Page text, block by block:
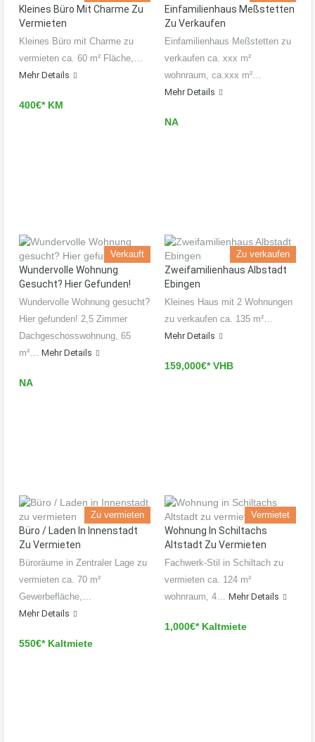
Kleines Büro Mit Charme Zu
Vermieten
Kleines Büro mit Charme zu
vermieten ca. 60 m² Fläche,…
Mehr Details
400€* KM
Einfamilienhaus Meßstetten
Zu Verkaufen
Einfamilienhaus Meßstetten zu
verkaufen ca. xxx m²
wohnraum, ca.xxx m²…
Mehr Details
NA
Verkauft
Wundervolle Wohnung
Gesucht? Hier Gefunden!
Wundervolle Wohnung gesucht?
Hier gefunden! 2,5 Zimmer
Dachgeschosswohnung, 65
m²… Mehr Details
NA
Zu verkaufen
Zweifamilienhaus Albstadt
Ebingen
Kleines Haus mit 2 Wohnungen
zu verkaufen ca. 135 m²…
Mehr Details
159,000€* VHB
Zu vermieten
Büro / Laden In Innenstadt
Zu Vermieten
Büroräume in Zentraler Lage zu
vermieten ca. 70 m²
Gewerbefläche,…
Mehr Details
550€* Kaltmiete
Vermietet
Wohnung In Schiltachs
Altstadt Zu Vermieten
Fachwerk-Stil in Schiltach zu
vermieten ca. 124 m²
wohnraum, 4… Mehr Details
1,000€* Kaltmiete